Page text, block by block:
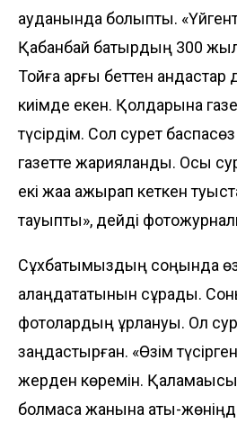
ауданында болыпты.
Қабанбай батырдың 300
Тойға арғы беттен қандастар
киімде екен. Қолдарына
түсірдім. Сол сурет
газетте жария­ланды. Осы
екі жаққа ажырап кеткен
тауыпты», дейді
Сұхбатымыздың соңын­да
алаңда­татынын сұрадық.
фотолардың ұрлануы. Ол
заңдастырған. «Өзім
жерден көремін.
болмаса жанына аты-